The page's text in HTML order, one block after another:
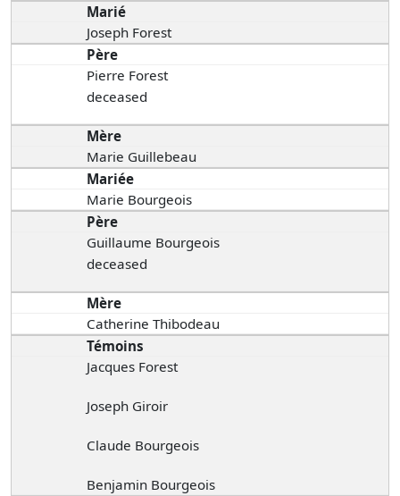
Marié
Joseph Forest
Père
Pierre Forest
deceased
Mère
Marie Guillebeau
Mariée
Marie Bourgeois
Père
Guillaume Bourgeois
deceased
Mère
Catherine Thibodeau
Témoins
Jacques Forest
Joseph Giroir
Claude Bourgeois
Benjamin Bourgeois